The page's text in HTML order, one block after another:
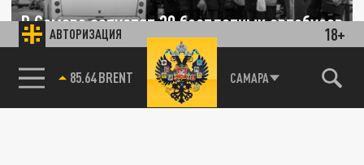
АВТОРИЗАЦИЯ 18+
85.64 BRENT САМАРА
В Самаре запустят 30 бесплатных автобусов
из-за ремонта трамвайных путей
29 МАРТА 10:50
Перевозчика планируют найти через торги.